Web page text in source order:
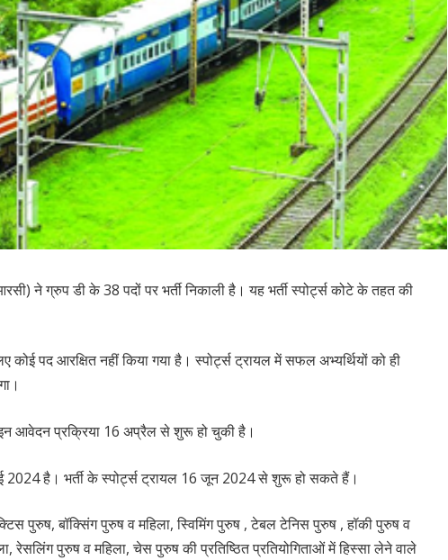
ने ग्रुप डी के 38 पदों पर भर्ती निकाली है। यह भर्ती स्पोर्ट्स कोटे के तहत की
पद आरक्षित नहीं किया गया है। स्पोर्ट्स ट्रायल में सफल अभ्यर्थियों को ही
आवेदन प्रक्रिया 16 अप्रैल से शुरू हो चुकी है।
है। भर्ती के स्पोर्ट्स ट्रायल 16 जून 2024 से शुरू हो सकते हैं।
पुरुष, बॉक्सिंग पुरुष व महिला, स्विमिंग पुरुष , टेबल टेनिस पुरुष , हॉकी पुरुष व
रेसलिंग पुरुष व महिला, चेस पुरुष की प्रतिष्ठित प्रतियोगिताओं में हिस्सा लेने वाले